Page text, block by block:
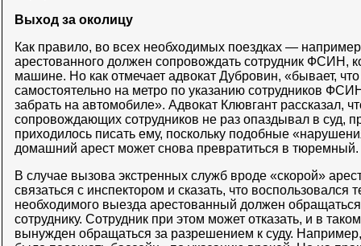
Выход за околицу
Как правило, во всех необходимых поездках —
арестованного должен сопровождать сотрудник ФСИН,
машине. Но как отмечает адвокат Дубровин, «бывает,
самостоятельно на метро по указанию сотрудников
забрать на автомобиле». Адвокат Клювгант рассказал,
сопровождающих сотрудников не раз опаздывал в суд,
приходилось писать ему, поскольку подобные
домашний арест может снова превратиться в
В случае вызова экстренных служб вроде «скорой»
связаться с инспектором и сказать, что
необходимого выезда арестованный должен
сотруднику. Сотрудник при этом может отказать, и в
вынужден обращаться за разрешением к суду.